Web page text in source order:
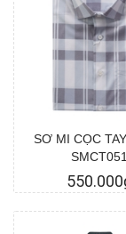
Chọn
SƠ MI CỌC
SMCT051